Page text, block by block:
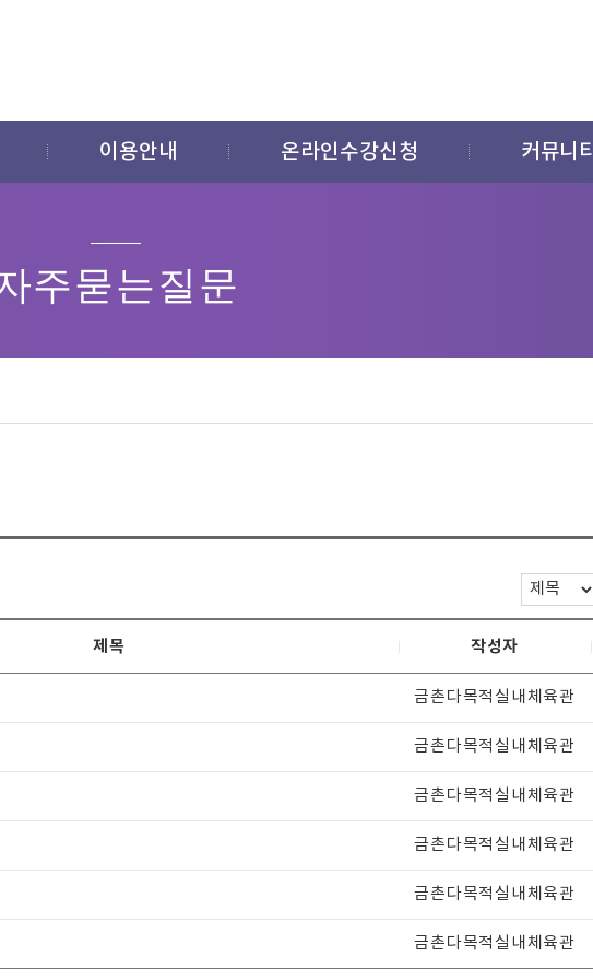
이용안내 온라인수강신청 커뮤니티
주묻는질문
제목 작성자
금촌다목적실내체육관
금촌다목적실내체육관
금촌다목적실내체육관
금촌다목적실내체육관
금촌다목적실내체육관
금촌다목적실내체육관